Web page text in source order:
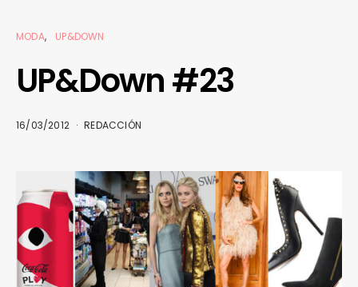
MODA UP&DOWN
UP&Down #23
16/03/2012 REDACCIÓN